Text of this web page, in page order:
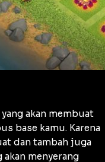
akan membuat
base kamu. Karena
dan tambah juga
akan menyerang